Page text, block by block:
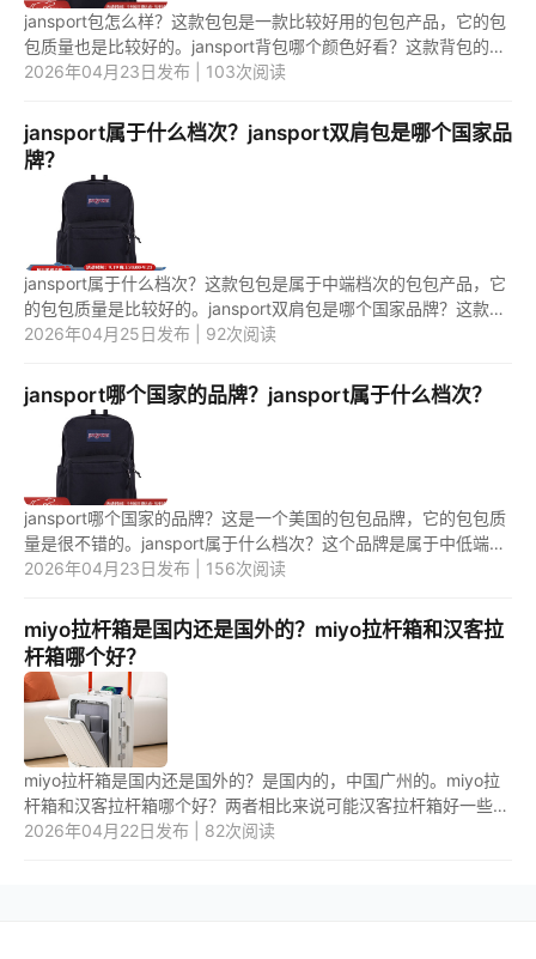
jansport包怎么样？这款包包是一款比较好用的包包产品，它的包
包质量也是比较好的。jansport背包哪个颜色好看？这款背包的颜
色多种多样，各个颜色都是比较好看的。 1.jansport包怎么样？
2026年04月23日发布 | 103次阅读
jansport属于什么档次？jansport双肩包是哪个国家品
牌？
jansport属于什么档次？这款包包是属于中端档次的包包产品，它
的包包质量是比较好的。jansport双肩包是哪个国家品牌？这款双
肩包是美国的品牌，它的双肩包值得购买。 1.jansport属于什么档
2026年04月25日发布 | 92次阅读
jansport哪个国家的品牌？jansport属于什么档次？
jansport哪个国家的品牌？这是一个美国的包包品牌，它的包包质
量是很不错的。jansport属于什么档次？这个品牌是属于中低端档
次的包包品牌，值得购买。 1.jansport哪个国家的品牌？
2026年04月23日发布 | 156次阅读
miyo拉杆箱是国内还是国外的？miyo拉杆箱和汉客拉
杆箱哪个好？
miyo拉杆箱是国内还是国外的？是国内的，中国广州的。miyo拉
杆箱和汉客拉杆箱哪个好？两者相比来说可能汉客拉杆箱好一些，
汉客拉杆箱价格高一些，品质和做工会好一点。 1.miyo拉杆箱是
2026年04月22日发布 | 82次阅读